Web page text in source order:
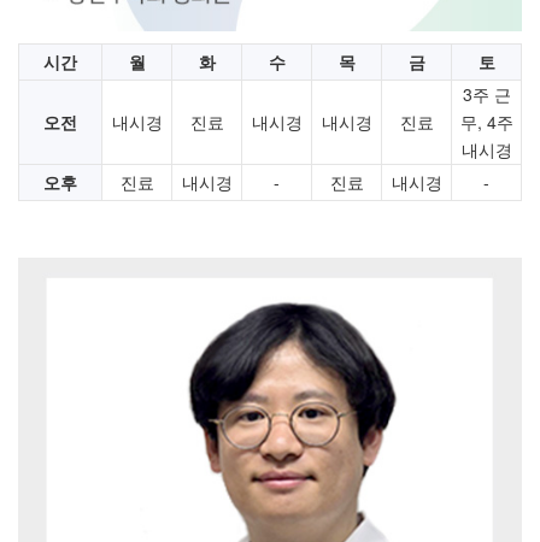
시간 월 화 수 목 금 토
오전 내시경 진료 내시경 내시경 진료
3주 근
무, 4주
내시경
오후
진료 내시경 - 진료 내시경 -